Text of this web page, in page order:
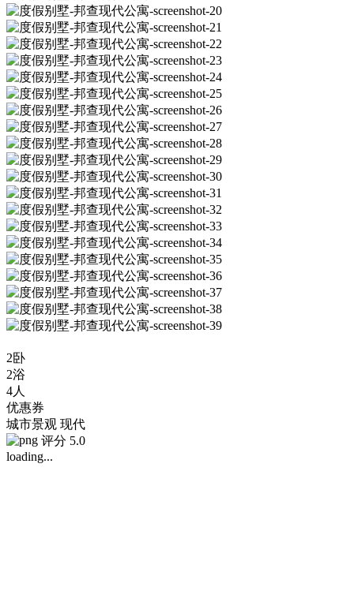
2卧
2浴
4人
优惠券
城市景观 现代
评分 5.0
loading...